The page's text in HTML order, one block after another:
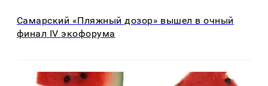
Самарский «Пляжный дозор» вышел в очный
финал IV экофорума